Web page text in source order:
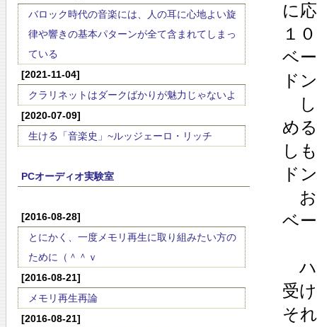
バロック時代の音楽には、人の耳に心地よい旋
律や響きの基本パターンが全て含まれてしまっ
ている
[2021-11-04]
クラリネットはダークばかりが魅力じゃないよ
[2020-07-09]
生ける「音楽史」~ルッジェーロ・リッチ
PCオーディオ実験室
[2016-08-28]
とにかく、一度メモリ再生に取り組みたい方の
ために（＾＾ｖ
[2016-08-21]
メモリ再生再論
[2016-08-21]
に
１
ベ
ド
し
め
し
ド
お
ベ
ハ
受
そ